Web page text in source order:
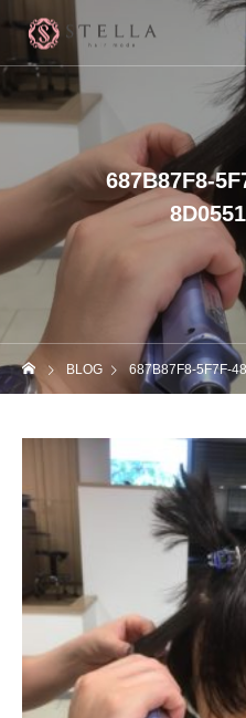
687B87F8-
BLOG 687B87F8-5F7F-